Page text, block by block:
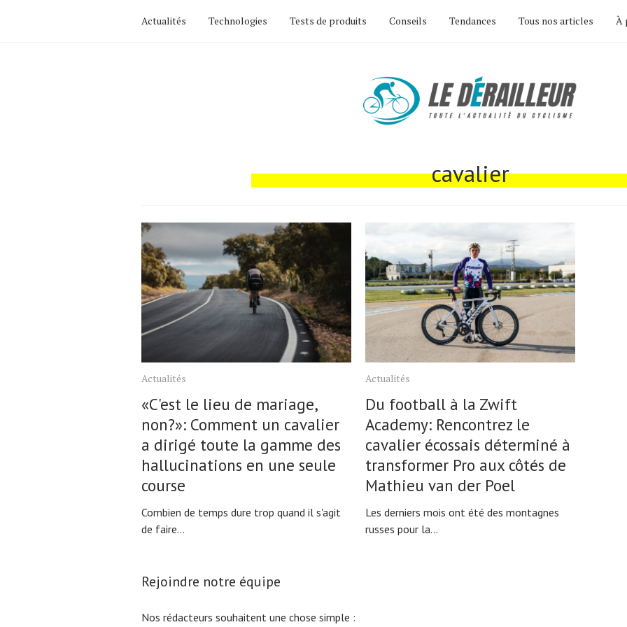
Actualités Technologies Tests de produits Conseils Tendances Tous nos articles À
cavalier
Actualités
«C'est le lieu de mariage,
non?»: Comment un cavalier
a dirigé toute la gamme des
hallucinations en une seule
course
Combien de temps dure trop quand il s'agit
de faire...
Actualités
Du football à la Zwift
Academy: Rencontrez le
cavalier écossais déterminé à
transformer Pro aux côtés de
Mathieu van der Poel
Les derniers mois ont été des montagnes
russes pour la...
Rejoindre notre équipe
Nos rédacteurs souhaitent une chose simple :